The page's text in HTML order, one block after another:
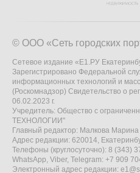
© ООО «Сеть городских
Сетевое издание «Е1.РУ
Зарегистрировано Федеральной
информационных технологий и
(Роскомнадзор) Свидетельство о
06.02.2023 г.
Учредитель: Общество с
ТЕХНОЛОГИИ"
Главный редактор: Малкова
Адрес редакции: 620014,
Телефоны (круглосуточно): 8 (343)
WhatsApp, Viber, Telegram: +7 909
Электронный адрес редакции: